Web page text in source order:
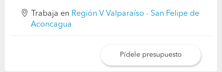
Trabaja en Región V Valparaíso - San Felipe de
Aconcagua
Pídele presupuesto